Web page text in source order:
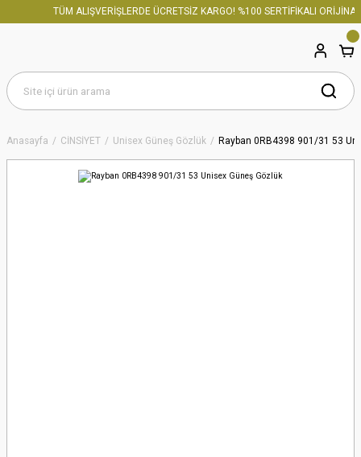
TÜM ALIŞVERİŞLERDE ÜCRETSİZ KARGO! %100 SERTİFİKALI ORİJİNAL
Anasayfa CİNSİYET Unisex Güneş Gözlük Rayban 0RB4398 901/31 53